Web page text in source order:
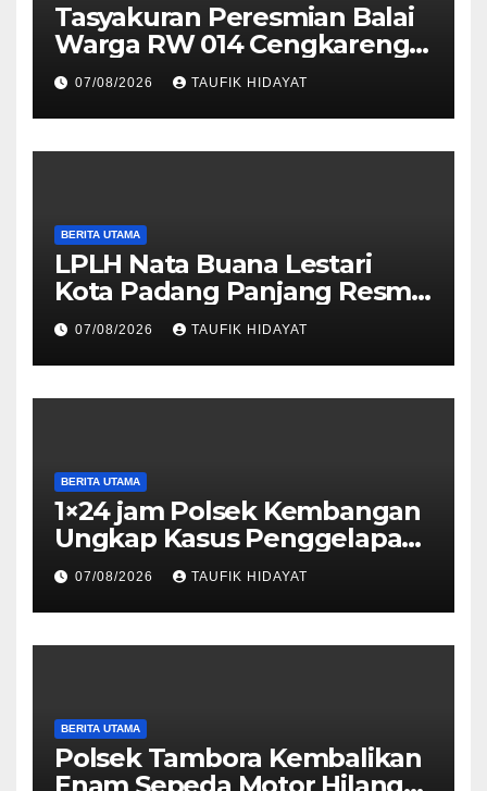
Tasyakuran Peresmian Balai
Warga RW 014 Cengkareng
Timur, Warga Didorong
Manfaatkan untuk
Musyawarah dan Kegiatan
Sosial
07/08/2026 TAUFIK HIDAYAT
BERITA UTAMA
LPLH Nata Buana Lestari
Kota Padang Panjang Resmi
Dilantik, Diharapkan Perkuat
Sinergi Pelestarian
Lingkungan
07/08/2026 TAUFIK HIDAYAT
BERITA UTAMA
1×24 jam Polsek Kembangan
Ungkap Kasus Penggelapan
Motor Bermodus Kenalan di
Aplikasi Kencan, Pelaku
Dibekuk di Ciputat
07/08/2026 TAUFIK HIDAYAT
BERITA UTAMA
Polsek Tambora Kembalikan